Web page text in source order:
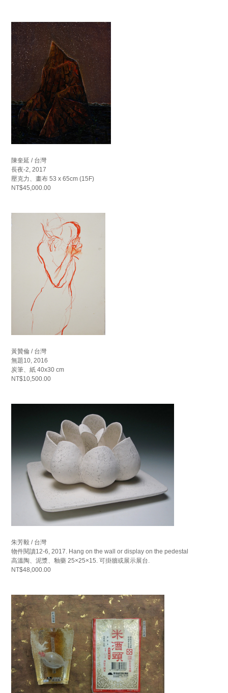
陳奎延 / 台灣
長夜-2, 2017
壓克力、畫布 53 x 65cm (15F)
NT$45,000.00
黃贊倫 / 台灣
無題10, 2016
炭筆、紙 40x30 cm
NT$10,500.00
朱芳毅 / 台灣
物件閱讀12-6, 2017. Hang on the wall or display on the pedestal
高溫陶、泥漿、釉藥 25×25×15. 可掛牆或展示展台.
NT$48,000.00